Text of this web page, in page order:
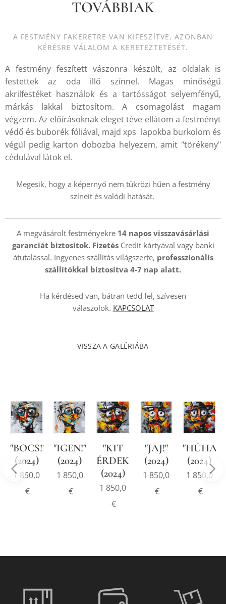
TOVÁBBIAK
A FESTMÉNY FAKERETRE VAN KIFESZÍTVE, AZONBAN
KÉRÉSRE VÁLALOM A KERETEZTETÉSÉT.
A festmény feszített vászonra készült, az oldalak is
festettek az oda illő színnel. Magas minőségű
akrilfestéket használok és a tartósságot selyemfényű,
márkás lakkal biztosítom. A csomagolást magam
végzem. Az előírásoknak eleget téve ellátom a festményt
védő és buborék fóliával, majd xps lapokba burkolom és
végül pedig karton dobozba helyezem, amit "törékeny"
cédulával látok el.
Megesik, hogy a képernyő nem tükrözi hűen a festmény
színeit és valódi hatását.
A megvásárolt festményekre 14 napos visszavásárlási
garanciát biztosítok. Fizetés Credit kártyával vagy banki
átutalással. Ingyenes szállítás világszerte, professzionális
szállítókkal biztosítva 4-7 nap alatt.
Ha kérdésed van, bátran tedd fel, szívesen
válaszolok. KAPCSOLAT
VISSZA A GALÉRIÁBA
"BOCS!"
(2024)
1 850,0
€
"IGEN!"
(2024)
1 850,0
€
"KIT
ÉRDEKEL!"
(2024)
1 850,0
€
"JAJ!"
(2024)
1 850,0
€
"HÚHA!"
(2024)
1 850,0
€